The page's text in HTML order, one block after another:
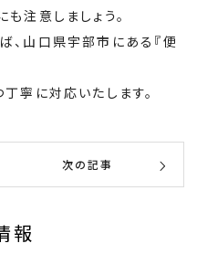
注意しましょう。
、山口県宇部市にある『便
寧に対応いたします。
次の記事
報